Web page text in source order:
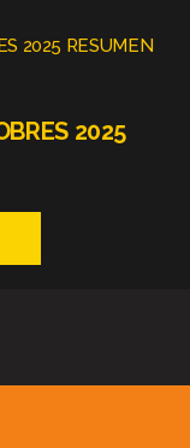
2025